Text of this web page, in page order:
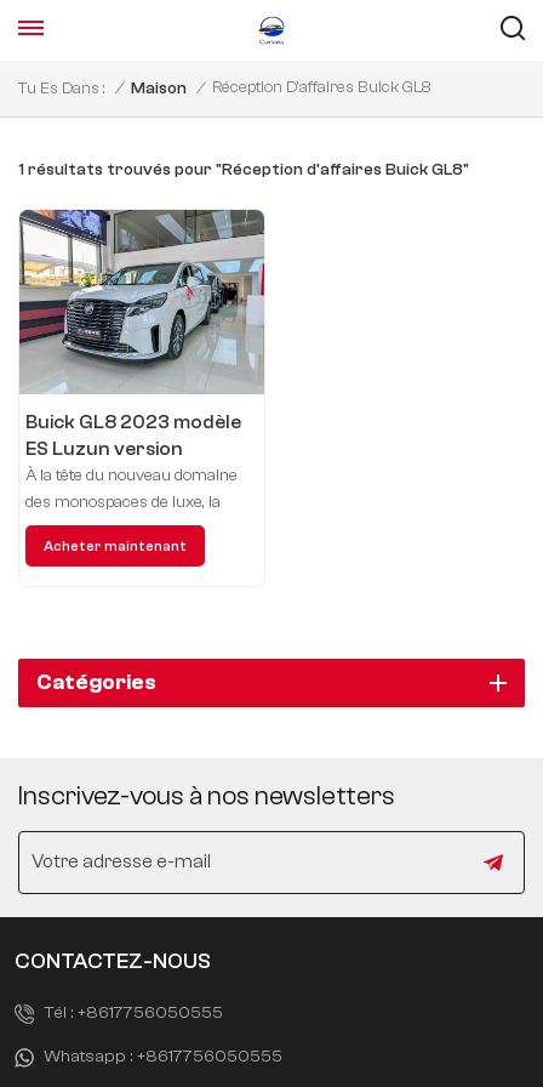
Tu Es Dans : / Maison / Réception D'affaires Buick GL8
1 résultats trouvés pour "Réception d'affaires Buick GL8"
Buick GL8 2023 modèle
ES Luzun version
Confort
À la tête du nouveau domaine
des monospaces de luxe, la
version personnalisée Buick
GL8 vous présente une qualité
Acheter maintenant
Catégories
Inscrivez-vous à nos newsletters
CONTACTEZ-NOUS
Tél : +8617756050555
Whatsapp : +8617756050555